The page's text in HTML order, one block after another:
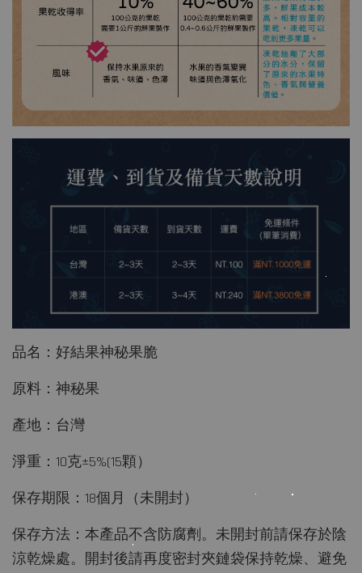
品名：好結果神秘果脆
原料：神秘果
產地：台灣
淨重：10克±5%(15顆）
保存期限：18個月（未開封）
保存方法：本產品不含防腐劑。未開封前請保存於陰
涼乾燥處。開封後請再度密封夾鏈袋保持乾燥、避免